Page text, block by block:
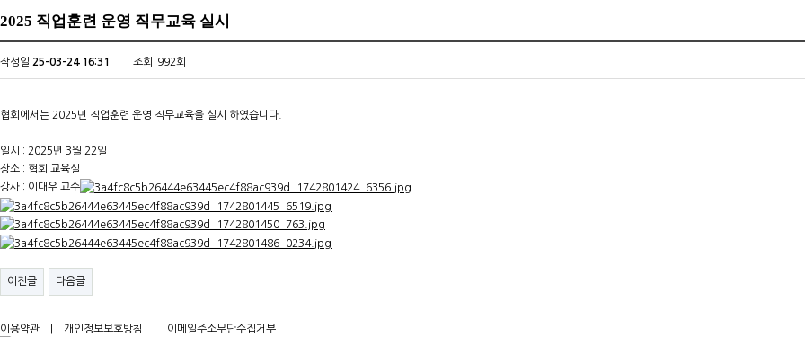
2025 직업훈련 운영 직무교육 실시
작성일 25-03-24 16:31 조회 992회
협회에서는 2025년 직업훈련 운영 직무교육을 실시 하였습니다.
일시 : 2025년 3월 22일
장소 : 협회 교육실
강사 : 이대우 교수
이전글 다음글
이용약관 개인정보보호방침 이메일주소무단수집거부